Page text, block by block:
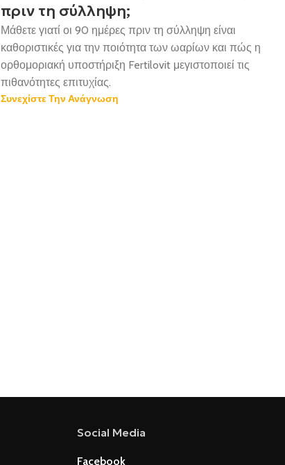
πριν τη σύλληψη;
Μάθετε γιατί οι 90 ημέρες πριν τη σύλληψη είναι
καθοριστικές για την ποιότητα των ωαρίων και πώς η
ορθομοριακή υποστήριξη Fertilovit μεγιστοποιεί τις
πιθανότητες επιτυχίας.
Συνεχίστε Την Ανάγνωση
Social Media
Facebook